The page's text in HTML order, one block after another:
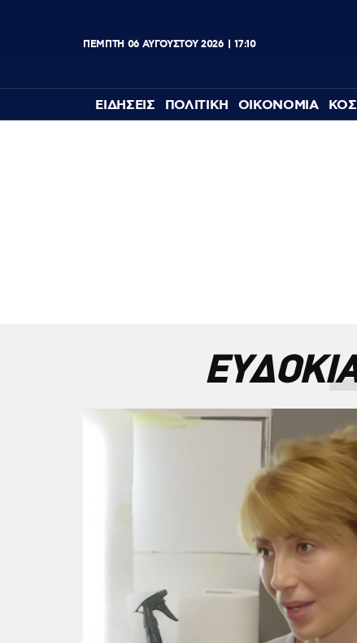
ΠΕΜΠΤΗ 06 ΑΥΓΟΥΣΤΟΥ 2026 17:10
ΕΙΔΗΣΕΙΣ ΠΟΛΙΤΙΚΗ ΟΙΚΟΝΟΜΙΑ